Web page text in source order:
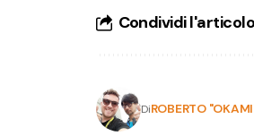
Condividi l'articolo
DiROBERTO